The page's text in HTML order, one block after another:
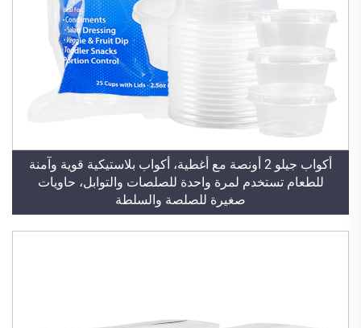
أكواب جيلو 2 أونصة مع أغطية، أكواب بلاستيكية قوية وآمنة
للطعام تستخدم لمرة واحدة للصلصات والتوابل، حاويات
صغيرة للصلصة والسلطة